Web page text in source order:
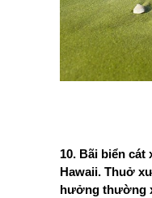
10. Bãi biển cát
Hawaii. Thuở
hưởng thường